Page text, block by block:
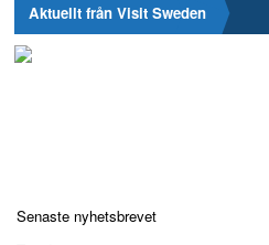
Aktuellt från Visit Sweden
Senaste nyhetsbrevet